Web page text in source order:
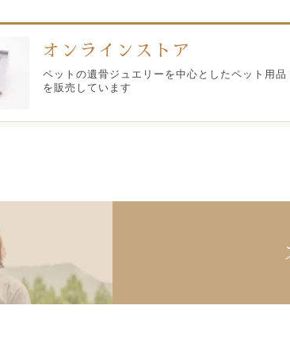
オンラインストア
ペットの遺骨ジュエリーを中心としたペット用品
を販売しています